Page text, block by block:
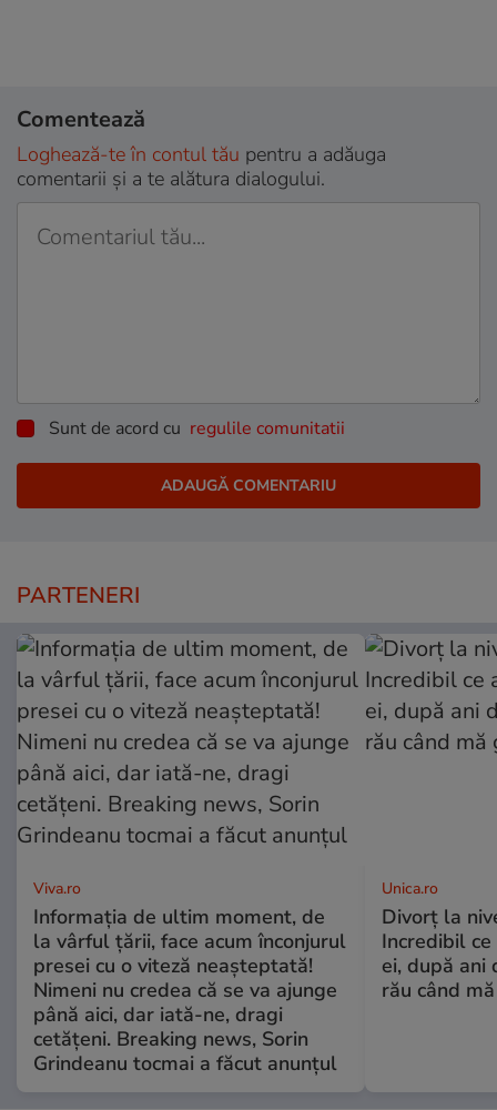
Comentează
Loghează-te în contul tău pentru a adăuga
comentarii și a te alătura dialogului.
Sunt de acord cu regulile comunitatii
PARTENERI
Viva.ro
Informația de ultim moment, de
la vârful țării, face acum înconjurul
presei cu o viteză neașteptată!
Nimeni nu credea că se va ajunge
până aici, dar iată-ne, dragi
cetățeni. Breaking news, Sorin
Grindeanu tocmai a făcut anunțul
Unica.ro
Divorț la
Incredibil
ei, după ani
rău când